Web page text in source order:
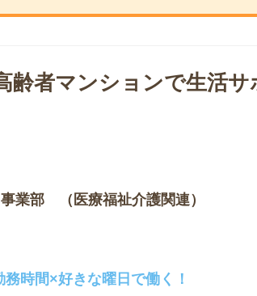
齢者マンションで生活サ
業部 （医療福祉介護関連）
時間×好きな曜日で働く！